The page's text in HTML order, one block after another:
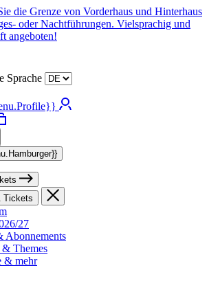
die Grenze von Vorderhaus und Hinterhaus
oder Nachtführungen. Vielsprachig und
angeboten!
Sprache
Tickets
27
Abonnements
& Themes
& mehr